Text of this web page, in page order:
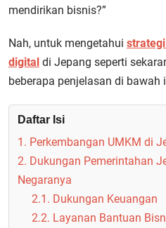
mendirikan bisnis?”
Nah, untuk mengetahui
digital di Jepang seperti
beberapa penjelasan di bawah
Daftar Isi
1. Perkembangan UMKM di
2. Dukungan Pemerintahan
Negaranya
2.1. Dukungan Keuangan
2.2. Layanan Bantuan